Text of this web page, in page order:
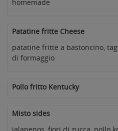
homemade
Patatine fritte Cheese
patatine fritte a bastoncino,
di formaggio
Pollo fritto Kentucky
Misto sides